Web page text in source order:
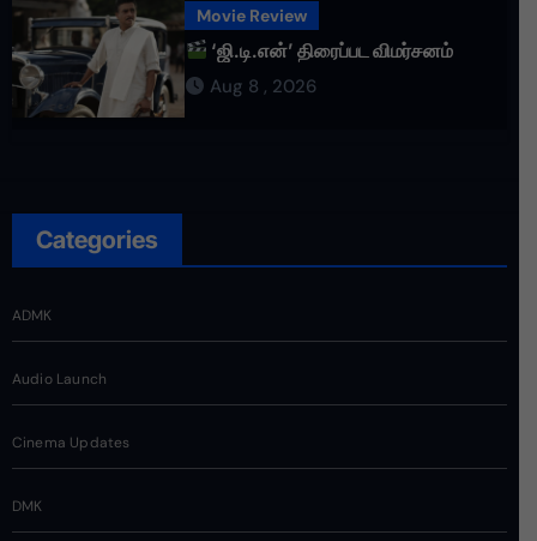
Movie Review
‘ஜி.டி.என்’ திரைப்பட விமர்சனம்
Aug 8 , 2026
Categories
ADMK
Audio Launch
Cinema Updates
DMK